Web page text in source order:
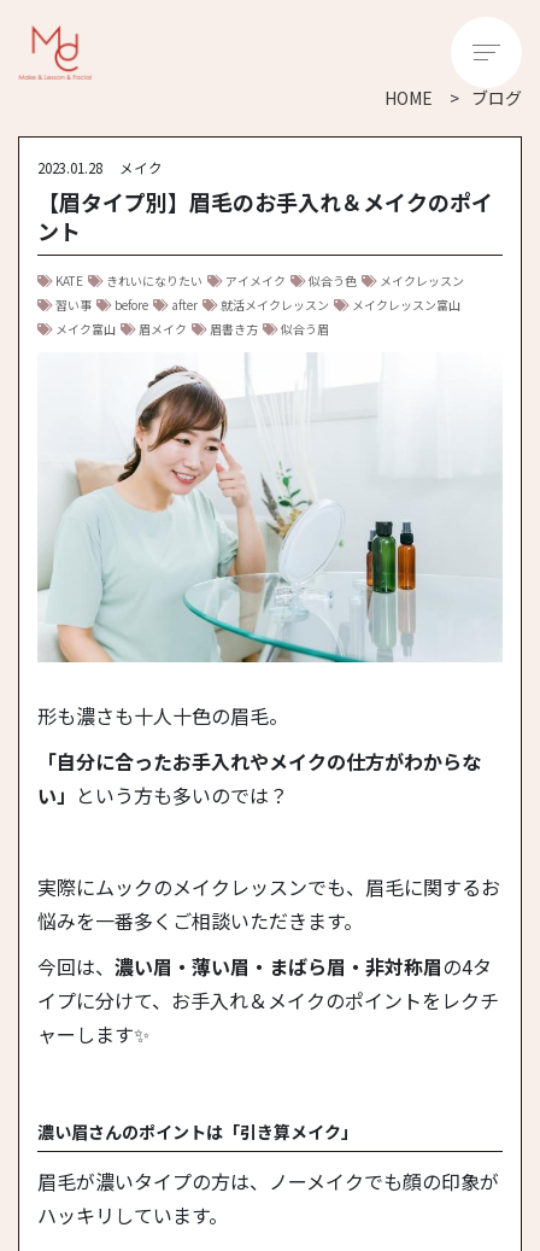
HOME ブログ
2023.01.28 メイク
【眉タイプ別】眉毛のお手入れ＆メイクのポイ
ント
KATE きれいになりたい アイメイク 似合う色
メイクレッスン
習い事
before after 就活メイクレッスン
メイクレッスン富山
メイク富山
眉メイク 眉書き方 似合う眉
形も濃さも十人十色の眉毛。
「自分に合ったお手入れやメイクの仕方がわからな
い」 という方も多いのでは？
実際にムックのメイクレッスンでも、眉毛に関するお
悩みを一番多くご相談いただきます。
今回は、 濃い眉・薄い眉・まばら眉・非対称眉の4タ
イプに分けて、お手入れ＆メイクのポイントをレクチ
ャーします✨
濃い眉さんのポイントは「引き算メイク」
眉毛が濃いタイプの方は、ノーメイクでも顔の印象が
ハッキリしています。